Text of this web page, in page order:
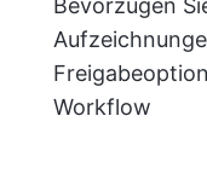
Bevorzugen
Workflow